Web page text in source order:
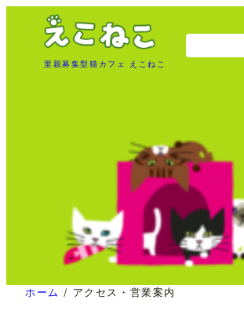
里親募集型猫カフェ えこねこ
検
索
ホーム / アクセス・営業案内